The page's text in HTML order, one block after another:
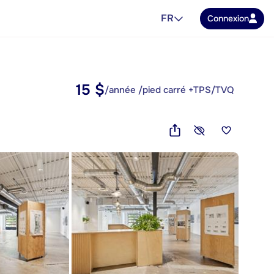
FR Connexion
15 $/année /pied carré +TPS/TVQ